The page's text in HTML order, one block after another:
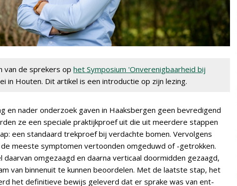
van de sprekers op het Symposium 'Onverenigbaarheid bij
in Houten. Dit artikel is een introductie op zijn lezing.
en nader onderzoek gaven in Haaksbergen geen bevredigend
ze een speciale praktijkproef uit die uit meerdere stappen
een standaard trekproef bij verdachte bomen. Vervolgens
meeste symptomen vertoonden omgeduwd of -getrokken.
omgezaagd en daarna verticaal doormidden gezaagd,
van binnenuit te kunnen beoordelen. Met de laatste stap, het
het definitieve bewijs geleverd dat er sprake was van ent-